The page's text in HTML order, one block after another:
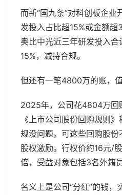
而新“国九条”对科创板企
发投入占比超15%或金额超
奥比中光近三年研发投入
15%，减持合规。
但还有一笔4800万的账，值
2025年，公司花4804万回
《上市公司股份回购规则
规没问题。可这些回购股
股权激励。行权价约16元/
倍，受益对象包括3名外籍
名义上是公司“分红”的钱